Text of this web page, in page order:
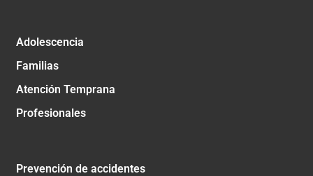
Adolescencia
Familias
Atención Temprana
Profesionales
Prevención de accidentes